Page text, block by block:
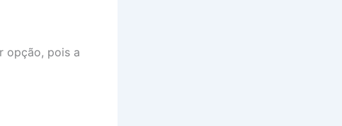
opção, pois a